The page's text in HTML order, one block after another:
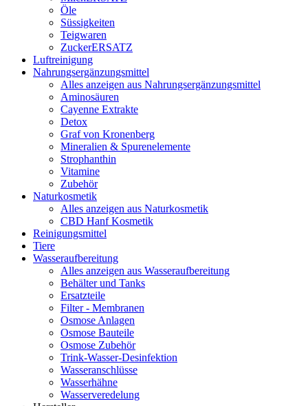
Öle
Süssigkeiten
Teigwaren
ZuckerERSATZ
Luftreinigung
Nahrungsergänzungsmittel
Alles anzeigen aus Nahrungsergänzungsmittel
Aminosäuren
Cayenne Extrakte
Detox
Graf von Kronenberg
Mineralien & Spurenelemente
Strophanthin
Vitamine
Zubehör
Naturkosmetik
Alles anzeigen aus Naturkosmetik
CBD Hanf Kosmetik
Reinigungsmittel
Tiere
Wasseraufbereitung
Alles anzeigen aus Wasseraufbereitung
Behälter und Tanks
Ersatzteile
Filter - Membranen
Osmose Anlagen
Osmose Bauteile
Osmose Zubehör
Trink-Wasser-Desinfektion
Wasseranschlüsse
Wasserhähne
Wasserveredelung